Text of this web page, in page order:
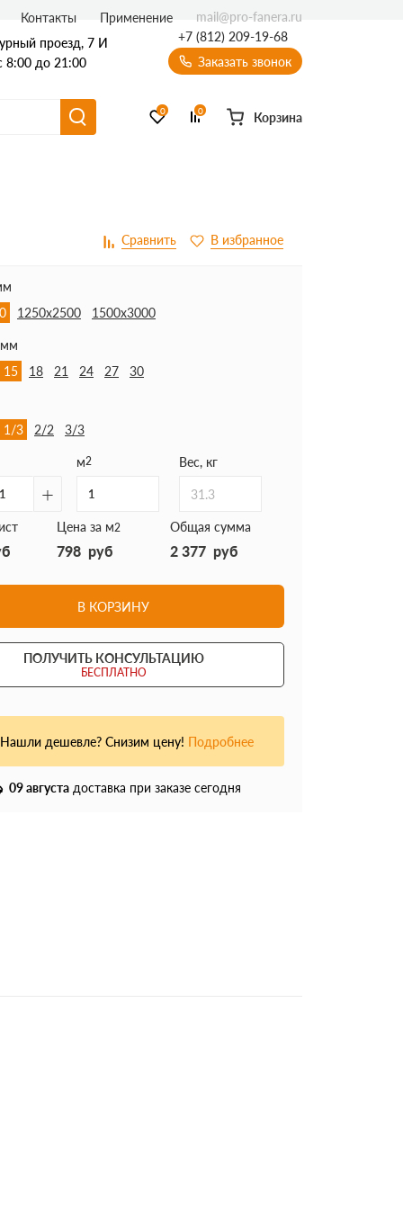
проезд, 7 И
8:00 до 21:00
+7 (812) 209-19-68
Заказать звонок
0 0 Корзина
Контакты Применение mail@pro-fanera.ru
1250х2500 1500х3000
15 18 21 24 27 30
1/3 2/2 3/3
+
м2 Вес, кг
31.3
Цена за м2
798 руб
Общая сумма
2 377 руб
В КОРЗИНУ
ПОЛУЧИТЬ КОНСУЛЬТАЦИЮ
БЕСПЛАТНО
Нашли дешевле? Снизим цену! Подробнее
09 августа доставка при заказе сегодня